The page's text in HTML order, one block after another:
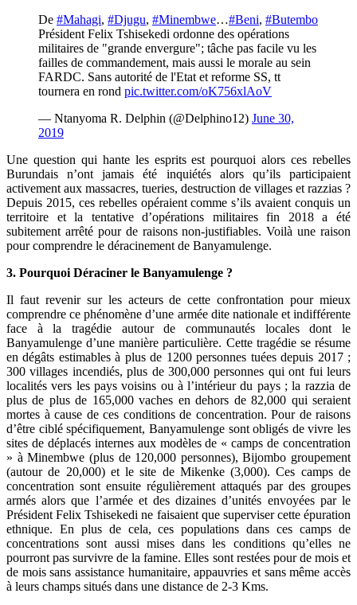
De #Mahagi, #Djugu, #Minembwe…#Beni, #Butembo
Président Felix Tshisekedi ordonne des opérations
militaires de "grande envergure"; tâche pas facile vu les
failles de commandement, mais aussi le morale au sein
FARDC. Sans autorité de l'Etat et reforme SS, tt
tournera en rond pic.twitter.com/oK756xlAoV
— Ntanyoma R. Delphin (@Delphino12) June 30,
2019
Une question qui hante les esprits est pourquoi alors ces rebelles
Burundais n’ont jamais été inquiétés alors qu’ils participaient
activement aux massacres, tueries, destruction de villages et razzias ?
Depuis 2015, ces rebelles opéraient comme s’ils avaient conquis un
territoire et la tentative d’opérations militaires fin 2018 a été
subitement arrêté pour de raisons non-justifiables. Voilà une raison
pour comprendre le déracinement de Banyamulenge.
3. Pourquoi Déraciner le Banyamulenge ?
Il faut revenir sur les acteurs de cette confrontation pour mieux
comprendre ce phénomène d’une armée dite nationale et indifférente
face à la tragédie autour de communautés locales dont le
Banyamulenge d’une manière particulière. Cette tragédie se résume
en dégâts estimables à plus de 1200 personnes tuées depuis 2017 ;
300 villages incendiés, plus de 300,000 personnes qui ont fui leurs
localités vers les pays voisins ou à l’intérieur du pays ; la razzia de
plus de plus de 165,000 vaches en dehors de 82,000 qui seraient
mortes à cause de ces conditions de concentration. Pour de raisons
d’être ciblé spécifiquement, Banyamulenge sont obligés de vivre les
sites de déplacés internes aux modèles de « camps de concentration
» à Minembwe (plus de 120,000 personnes), Bijombo groupement
(autour de 20,000) et le site de Mikenke (3,000). Ces camps de
concentration sont ensuite régulièrement attaqués par des groupes
armés alors que l’armée et des dizaines d’unités envoyées par le
Président Felix Tshisekedi ne faisaient que superviser cette épuration
ethnique. En plus de cela, ces populations dans ces camps de
concentrations sont aussi mises dans les conditions qu’elles ne
pourront pas survivre de la famine. Elles sont restées pour de mois et
de mois sans assistance humanitaire, appauvries et sans même accès
à leurs champs situés dans une distance de 2-3 Kms.